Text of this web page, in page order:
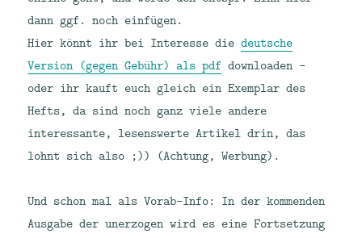
dann ggf. noch einfügen.
Hier könnt ihr bei Interesse diedeutsche
Version (gegen Gebühr) als pdf downloaden –
oder ihr kauft euch gleich ein Exemplar des
Hefts, da sind noch ganz viele andere
interessante, lesenswerte Artikel drin, das
lohnt sich also ;)) (Achtung, Werbung).
Und schon mal als Vorab-Info: In der kommenden
Ausgabe der unerzogen wird es eine Fortsetzung